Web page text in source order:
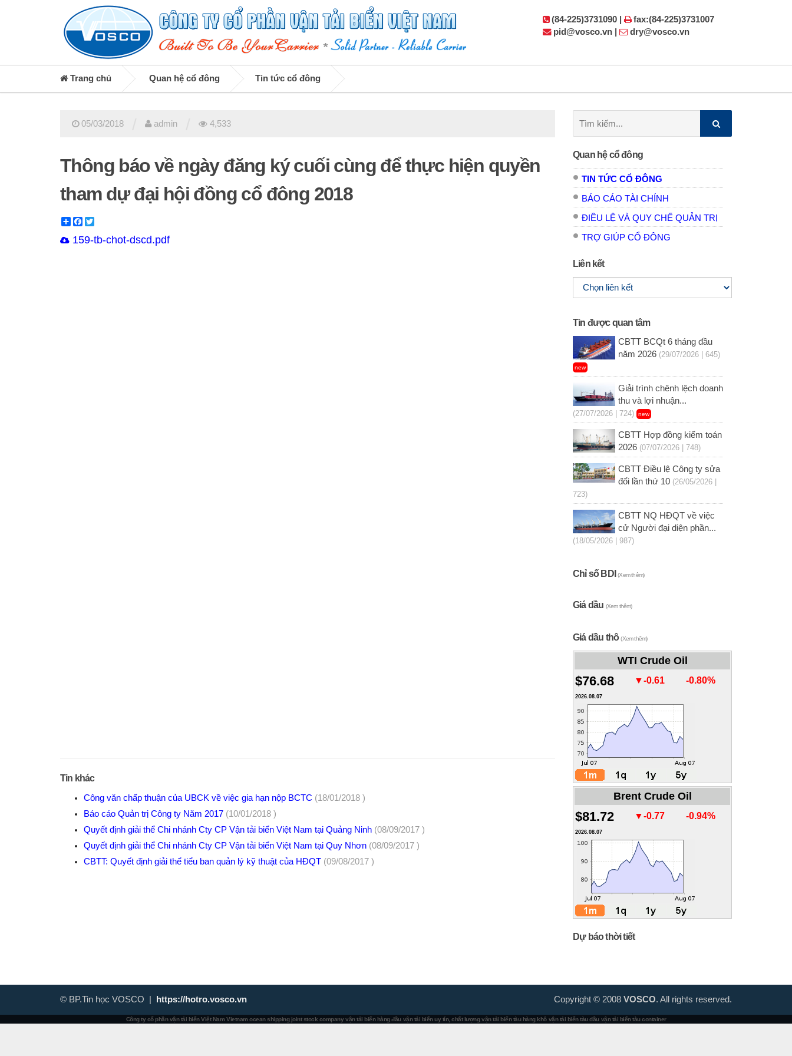
(84-225)3731090 |
fax:(84-225)3731007
pid@vosco.vn |
dry@vosco.vn
Trang chủ Quan hệ cổ đông Tin tức cổ đông
05/03/2018 admin 4,533
Thông báo về ngày đăng ký cuối cùng để thực hiện quyền
tham dự đại hội đồng cổ đông 2018
ShareFacebook
159-tb-chot-dscd.pdf
Tin khác
Công văn chấp thuận của UBCK về việc gia hạn nộp BCTC (18/01/2018 )
Báo cáo Quản trị Công ty Năm 2017 (10/01/2018 )
Quyết định giải thể Chi nhánh Cty CP Vận tải biển Việt Nam tại Quảng Ninh (08/09/2017 )
Quyết định giải thể Chi nhánh Cty CP Vận tải biển Việt Nam tại Quy Nhơn (08/09/2017 )
CBTT: Quyết định giải thể tiểu ban quản lý kỹ thuật của HĐQT (09/08/2017 )
kiếm:
Quan hệ cổ đông
TIN TỨC CỔ ĐÔNG
BÁO CÁO TÀI CHÍNH
ĐIỀU LỆ VÀ QUY CHẾ QUẢN TRỊ
TRỢ GIÚP CỔ ĐÔNG
Liên kết
Tin được quan tâm
CBTT BCQt 6 tháng đầu
năm 2026 (29/07/2026 | 645)
new
Giải trình chênh lệch doanh
thu và lợi nhuận...
(27/07/2026 | 724) new
CBTT Hợp đồng kiểm toán
2026 (07/07/2026 | 748)
CBTT Điều lệ Công ty sửa
đổi lần thứ 10 (26/05/2026 |
723)
CBTT NQ HĐQT về việc
cử Người đại diện phần...
(18/05/2026 | 987)
Chỉ số BDI(Xem thêm)
Giá dầu (Xem thêm)
Giá dầu thô(Xem thêm)
WTI Crude Oil
$76.68 ▼-0.61 -0.80%
2026.08.07
Brent Crude Oil
$81.72 ▼-0.77 -0.94%
2026.08.07
Dự báo thời tiết
© BP.Tin học VOSCO | https://hotro.vosco.vn Copyright © 2008 VOSCO. All rights reserved.
Công ty cổ phần vận tải biển Việt Nam Vietnam ocean shipping joint stock company vận tải biển hàng đầu vận tải biển uy tín, chất lượng vận tải biển tàu hàng khô vận tải biển tàu dầu vận tải biển tàu container